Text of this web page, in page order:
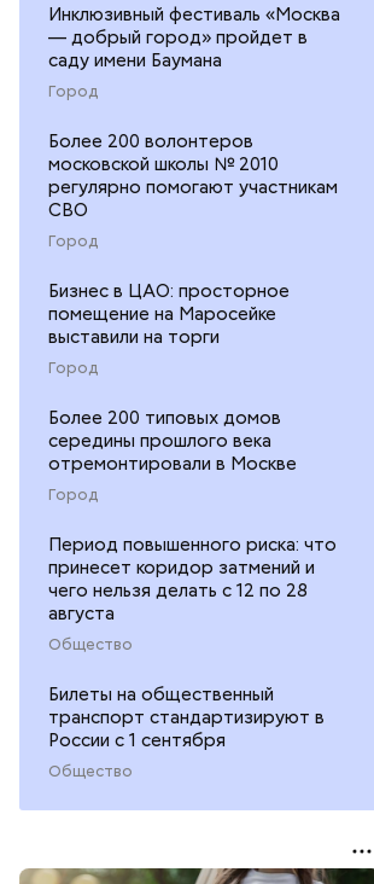
Инклюзивный фестиваль «Москва
— добрый город» пройдет в
саду имени Баумана
Город
Более 200 волонтеров
московской школы № 2010
регулярно помогают участникам
СВО
Город
Бизнес в ЦАО: просторное
помещение на Маросейке
выставили на торги
Город
Более 200 типовых домов
середины прошлого века
отремонтировали в Москве
Город
Период повышенного риска: что
принесет коридор затмений и
чего нельзя делать с 12 по 28
августа
Общество
Билеты на общественный
транспорт стандартизируют в
России с 1 сентября
Общество